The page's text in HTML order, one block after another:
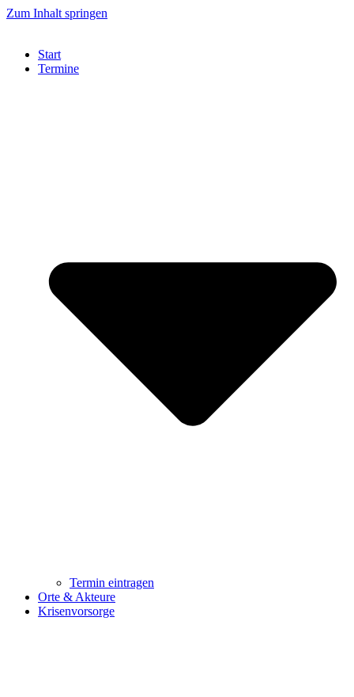
Zum Inhalt springen
Start
Termine
Termin eintragen
Orte & Akteure
Krisenvorsorge